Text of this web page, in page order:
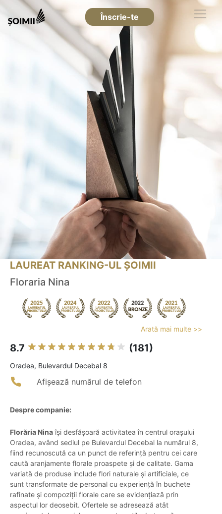
Înscrie-te
LAUREAT RANKING-UL ȘOIMII
Floraria Nina
Arată mai multe >>
8.7 (181)
Oradea, Bulevardul Decebal 8
Afișează numărul de telefon
Despre companie:
Florăria Ninaîși desfășoară activitatea în centrul orașului
Oradea, având sediul pe Bulevardul Decebal la numărul 8,
fiind recunoscută ca un punct de referință pentru cei care
caută aranjamente florale proaspete și de calitate. Gama
variată de produse include flori naturale și artificiale, ce
sunt transformate de personal cu experiență în buchete
rafinate și compoziții florale care se evidențiază prin
aspectul lor deosebit. Ofertele se adresează atât